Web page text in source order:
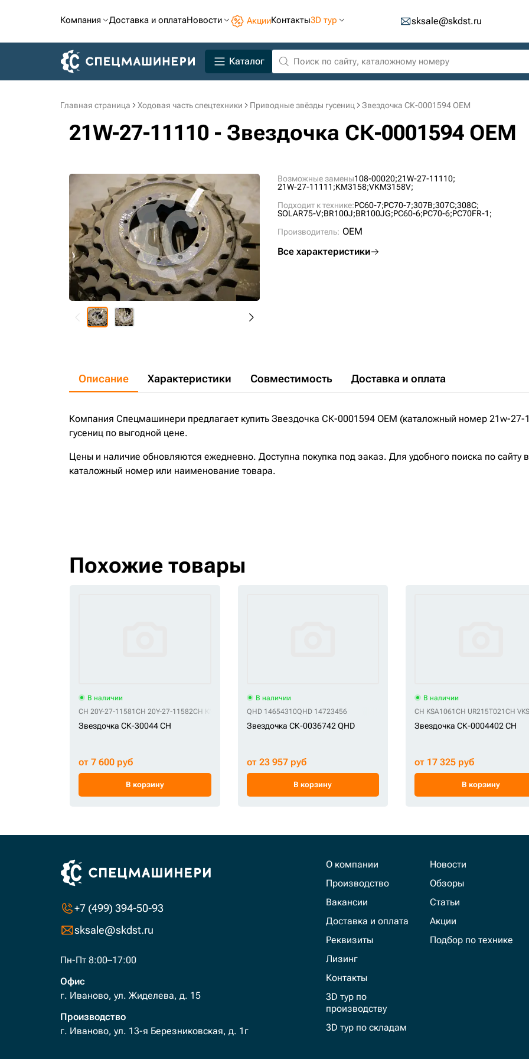
Компания Доставка и оплатаНовости АкцииКонтакты3D тур sksale@skdst.ru
Каталог
Главная страница Ходовая часть спецтехники Приводные звёзды гусениц Звездочка СК-0001594 OEM
21W-27-11110 - Звездочка СК-0001594 OEM
Возможные замены108-00020;21W-27-11110;
21W-27-11111;KM3158;VKM3158V;
Подходит к технике:PC60-7;PC70-7;307B;307C;308C;
SOLAR75-V;BR100J;BR100JG;PC60-6;PC70-6;PC70FR-1;
Производитель: OEM
Все характеристики
Описание Характеристики Совместимость Доставка и оплата
Компания Спецмашинери предлагает купить Звездочка СК-0001594 OEM (каталожный номер 21w-
гусениц по выгодной цене.
Цены и наличие обновляются ежедневно. Доступна покупка под заказ. Для удобного поиска по сайту
каталожный номер или наименование товара.
Похожие товары
В наличии
CH 20Y-27-11581CH 20Y-27-11582CH KM1250 CH KM1501CH KM4299CH R4022000M01 CH UR190K221CH VKM1501V
Звездочка СК-30044 CH
от 7 600 руб
В корзину
В наличии
QHD 14654310QHD 14723456
Звездочка СК-0036742 QHD
от 23 957 руб
В корзину
В наличии
CH KSA1061CH UR215T021CH
Звездочка СК-0004402 CH
от 17 325 руб
В корзину
+7 (499) 394-50-93
sksale@skdst.ru
Пн-Пт 8:00–17:00
Офис
г. Иваново, ул. Жиделева, д. 15
Производство
г. Иваново, ул. 13-я Березниковская, д. 1г
О компании
Производство
Вакансии
Доставка и оплата
Реквизиты
Лизинг
Контакты
3D тур по
производству
3D тур по складам
Новости
Обзоры
Статьи
Акции
Подбор по технике